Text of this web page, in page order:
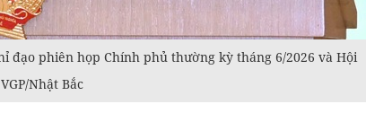
đạo phiên họp Chính phủ thường kỳ tháng 6/2026 và Hội
Nhật Bắc